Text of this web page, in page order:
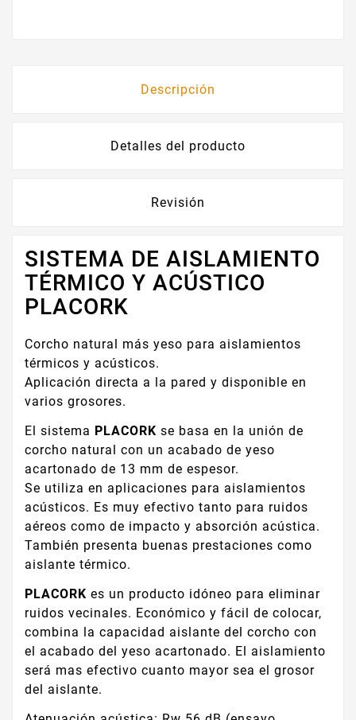
Descripción
Detalles del producto
Revisión
SISTEMA DE AISLAMIENTO
TÉRMICO Y ACÚSTICO
PLACORK
Corcho natural más yeso para aislamientos
térmicos y acústicos.
Aplicación directa a la pared y disponible en
varios grosores.
El sistema PLACORK se basa en la unión de
corcho natural con un acabado de yeso
acartonado de 13 mm de espesor.
Se utiliza en aplicaciones para aislamientos
acústicos. Es muy efectivo tanto para ruidos
aéreos como de impacto y absorción acústica.
También presenta buenas prestaciones como
aislante térmico.
PLACORK es un producto idóneo para eliminar
ruidos vecinales. Económico y fácil de colocar,
combina la capacidad aislante del corcho con
el acabado del yeso acartonado. El aislamiento
será mas efectivo cuanto mayor sea el grosor
del aislante.